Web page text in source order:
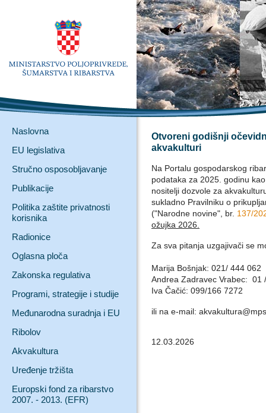
Naslovna
EU legislativa
Stručno osposobljavanje
Publikacije
Politika zaštite privatnosti
korisnika
Radionice
Oglasna ploča
Zakonska regulativa
Programi, strategije i studije
Međunarodna suradnja i EU
Ribolov
Akvakultura
Uređenje tržišta
Europski fond za ribarstvo
2007. - 2013. (EFR)
Otvoreni godišnji
akvakulturi
Na Portalu gospodarskog
podataka za 2025. godinu
nositelji dozvole za
sukladno Pravilniku o
("Narodne novine", br. 137/
ožujka 2026.
Za sva pitanja uzgajivači se
Marija Bošnjak: 021/ 444 062
Andrea Zadravec Vrabec: 01
Iva Čačić: 099/166 7272
ili na e-mail:
12.03.2026